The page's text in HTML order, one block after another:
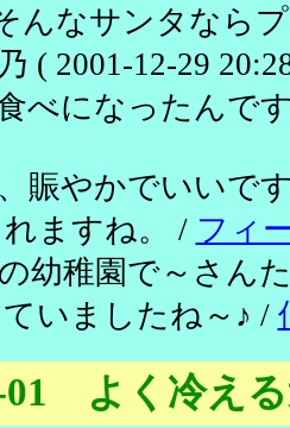
んなサンタなら
( 2001-12-29
べになったんで
賑やかでいいで
ますね。 / フィ
幼稚園で～さん
いましたね～♪ /
01 よく冷え